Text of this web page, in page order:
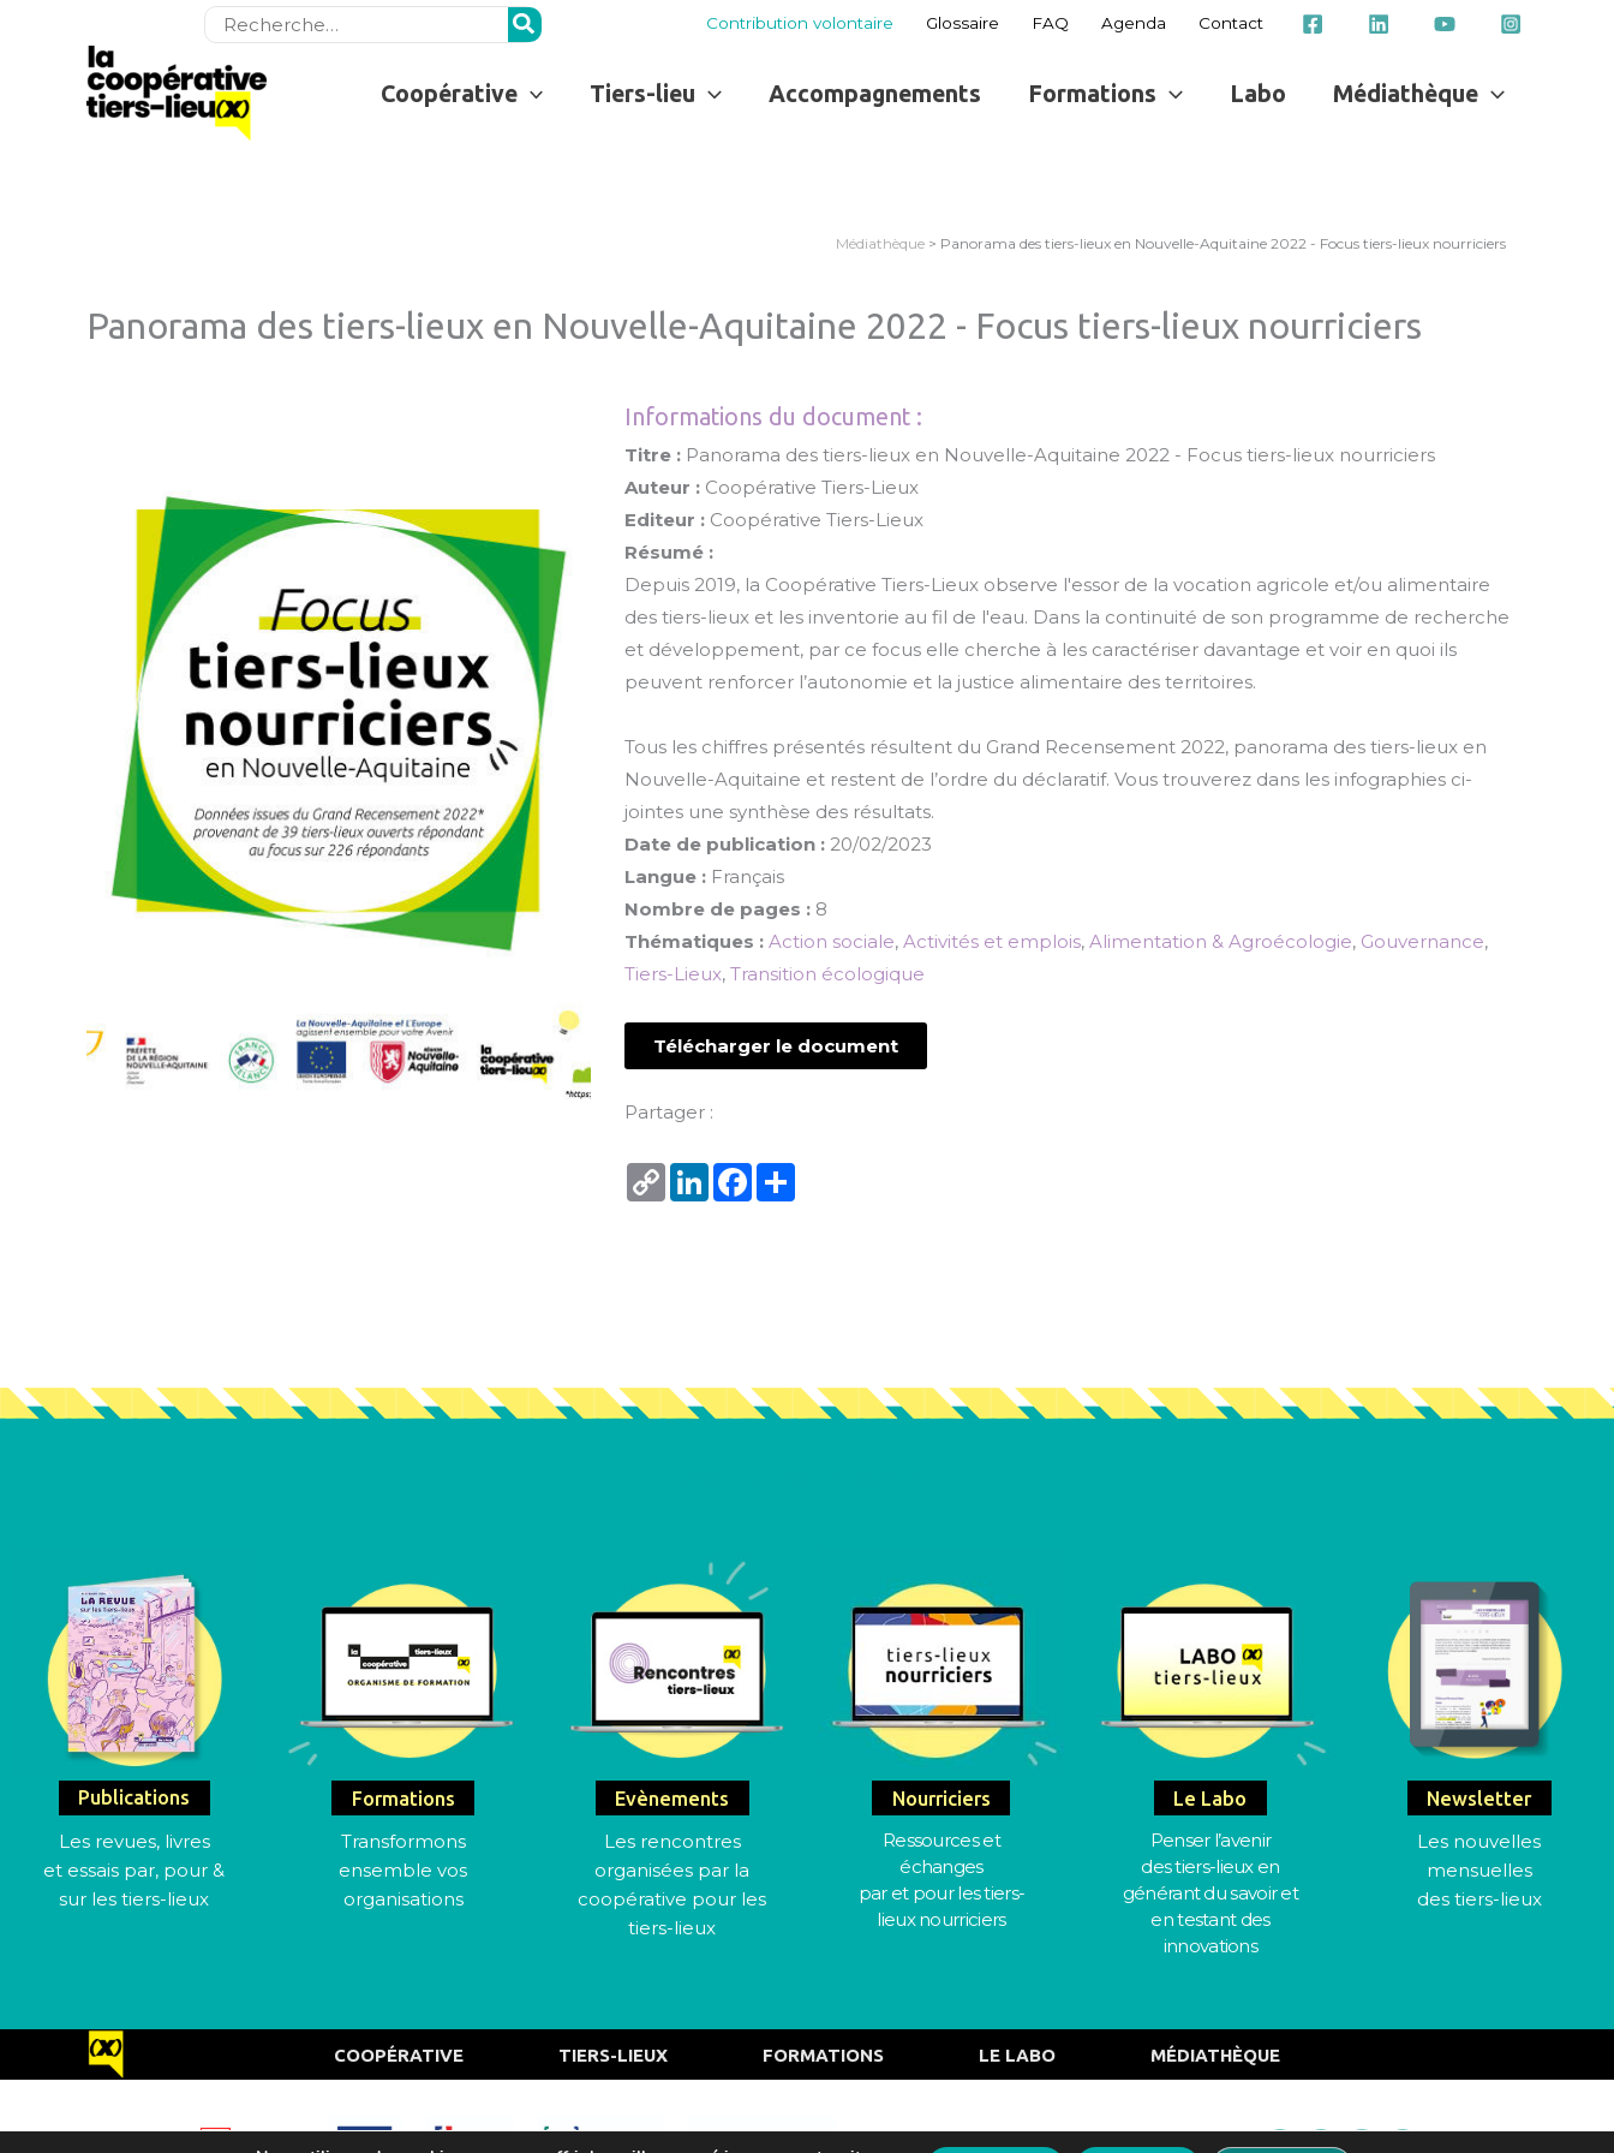
Rechercher: Contribution volontaire Glossaire FAQ Agenda Contact
Coopérative Tiers-lieu Accompagnements Formations Labo Médiathèque
Médiathèque > Panorama des tiers-lieux en Nouvelle-Aquitaine 2022 - Focus tiers-lieux nourriciers
Panorama des tiers-lieux en Nouvelle-Aquitaine 2022 - Focus tiers-lieux nourriciers
Informations du document :
Titre : Panorama des tiers-lieux en Nouvelle-Aquitaine 2022 - Focus tiers-lieux nourriciers
Auteur : Coopérative Tiers-Lieux
Editeur : Coopérative Tiers-Lieux
Résumé :
Depuis 2019, la Coopérative Tiers-Lieux observe l'essor de la vocation agricole et/ou alimentaire
des tiers-lieux et les inventorie au fil de l'eau. Dans la continuité de son programme de recherche
et développement, par ce focus elle cherche à les caractériser davantage et voir en quoi ils
peuvent renforcer l’autonomie et la justice alimentaire des territoires.
Tous les chiffres présentés résultent du Grand Recensement 2022, panorama des tiers-lieux en
Nouvelle-Aquitaine et restent de l’ordre du déclaratif. Vous trouverez dans les infographies ci-
jointes une synthèse des résultats.
Date de publication : 20/02/2023
Langue : Français
Nombre de pages : 8
Thématiques : Action sociale, Activités et emplois, Alimentation & Agroécologie, Gouvernance,
Tiers-Lieux, Transition écologique
Télécharger le document
Partager :
Copy
Link
LinkedInFacebook
Publications
Les revues, livres
et essais par, pour &
sur les tiers-lieux
Formations
Transformons
ensemble vos
organisations
Evènements
Les rencontres
organisées par la
coopérative pour les
tiers-lieux
Nourriciers
Ressources et
échanges
par et pour les tiers-
lieux nourriciers
Le Labo
Penser l’avenir
des tiers-lieux en
générant du savoir et
en testant des
innovations
Newsletter
Les nouvelles
mensuelles
des tiers-lieux
COOPÉRATIVE TIERS-LIEUX FORMATIONS LE LABO MÉDIATHÈQUE
Actualités Mentions Légales